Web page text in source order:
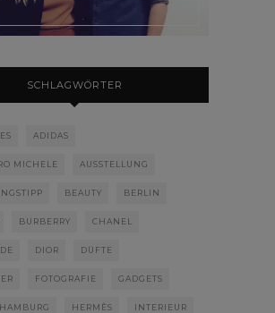
SCHLAGWÖRTER
ADIDAS
MICHELE AUSSTELLUNG
BEAUTY BERLIN
BURBERRY CHANEL
DIOR DÜFTE
FOTOGRAFIE GADGETS
HAMBURG HERMÈS INTERIEUR